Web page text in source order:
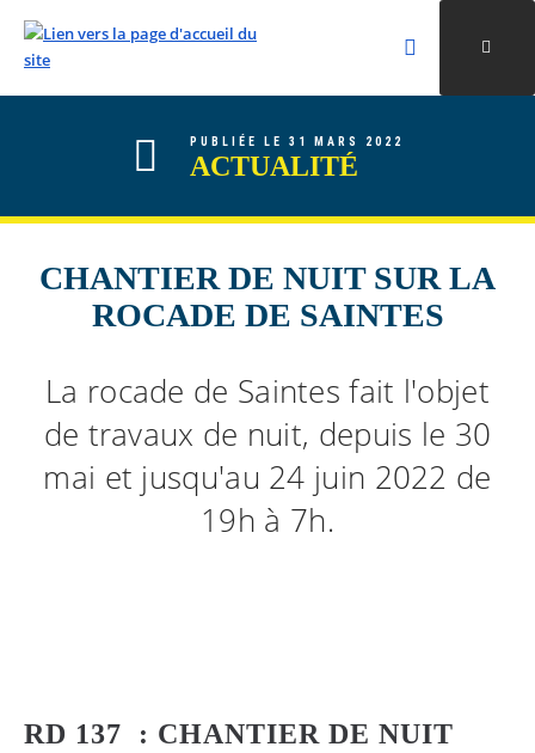
ALLER AU CONTENU
ALLER AU MENU
ALLER À LA RECHERCHE
Rechercher
Valider la
PUBLIÉE LE 31 MARS 2022
ACTUALITÉ
CHANTIER DE NUIT SUR LA
ROCADE DE SAINTES
La rocade de Saintes fait l'objet
de travaux de nuit, depuis le 30
mai et jusqu'au 24 juin 2022 de
19h à 7h.
RD 137 : CHANTIER DE NUIT